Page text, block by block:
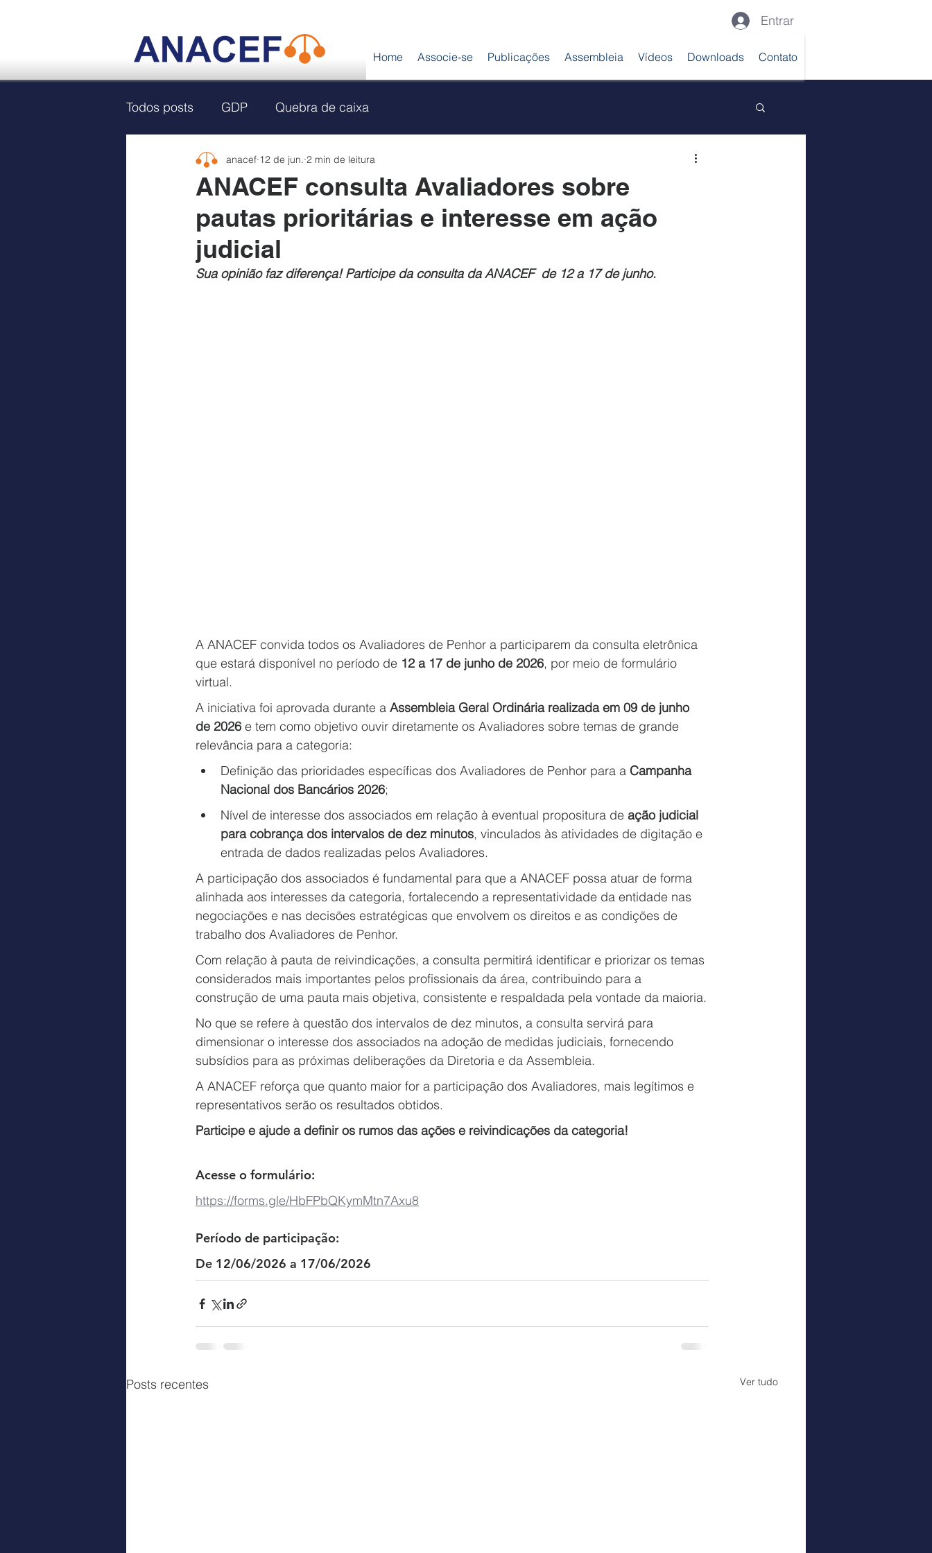
Entrar
Home Associe-se Publicações Assembleia Vídeos Downloads Contato
Todos posts GDP Quebra de caixa
ANACEF consulta Avaliadores sobre
pautas prioritárias e interesse em ação
judicial
anacef 12 de jun. 2 min de leitura
Sua opinião faz diferença! Participe da consulta da ANACEF  de 12 a 17 de junho.
A ANACEF convida todos os Avaliadores de Penhor a participarem da consulta eletrônica
que estará disponível no período de 12 a 17 de junho de 2026, por meio de formulário
virtual.
A iniciativa foi aprovada durante a Assembleia Geral Ordinária realizada em 09 de junho
de 2026 e tem como objetivo ouvir diretamente os Avaliadores sobre temas de grande
relevância para a categoria:
Definição das prioridades específicas dos Avaliadores de Penhor para a Campanha
Nacional dos Bancários 2026;
Nível de interesse dos associados em relação à eventual propositura de ação judicial
para cobrança dos intervalos de dez minutos, vinculados às atividades de digitação e
entrada de dados realizadas pelos Avaliadores.
A participação dos associados é fundamental para que a ANACEF possa atuar de forma
alinhada aos interesses da categoria, fortalecendo a representatividade da entidade nas
negociações e nas decisões estratégicas que envolvem os direitos e as condições de
trabalho dos Avaliadores de Penhor.
Com relação à pauta de reivindicações, a consulta permitirá identificar e priorizar os temas
considerados mais importantes pelos profissionais da área, contribuindo para a
construção de uma pauta mais objetiva, consistente e respaldada pela vontade da maioria.
No que se refere à questão dos intervalos de dez minutos, a consulta servirá para
dimensionar o interesse dos associados na adoção de medidas judiciais, fornecendo
subsídios para as próximas deliberações da Diretoria e da Assembleia.
A ANACEF reforça que quanto maior for a participação dos Avaliadores, mais legítimos e
representativos serão os resultados obtidos.
Participe e ajude a definir os rumos das ações e reivindicações da categoria!
Acesse o formulário:
https://forms.gle/HbFPbQKymMtn7Axu8
Período de participação:
De 12/06/2026 a 17/06/2026
Posts recentes Ver tudo